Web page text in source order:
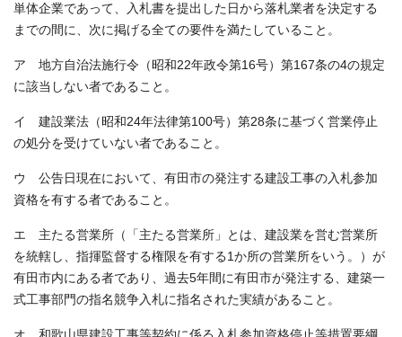
単体企業であって、入札書を提出した日から落札業者を決定する
までの間に、次に掲げる全ての要件を満たしていること。
ア 地方自治法施行令（昭和22年政令第16号）第167条の4の規定
に該当しない者であること。
イ 建設業法（昭和24年法律第100号）第28条に基づく営業停止
の処分を受けていない者であること。
ウ 公告日現在において、有田市の発注する建設工事の入札参加
資格を有する者であること。
エ 主たる営業所（「主たる営業所」とは、建設業を営む営業所
を統轄し、指揮監督する権限を有する1か所の営業所をいう。）が
有田市内にある者であり、過去5年間に有田市が発注する、建築一
式工事部門の指名競争入札に指名された実績があること。